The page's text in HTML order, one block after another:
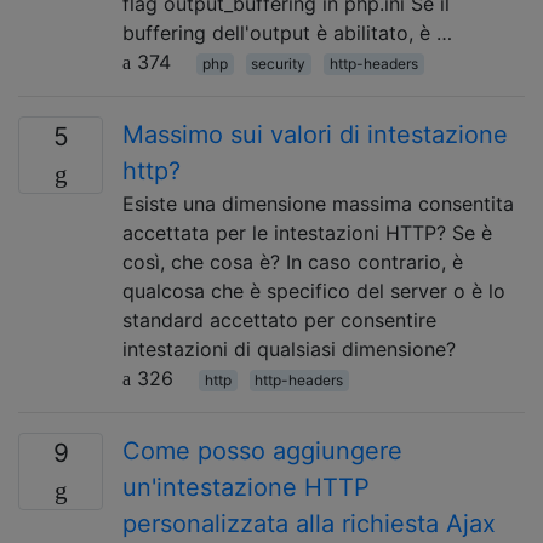
buffering dell'output è abilitato, è …
374
php security http-headers
5
Massimo sui valori di intestazione
http?
Esiste una dimensione massima consentita
accettata per le intestazioni HTTP? Se è
così, che cosa è? In caso contrario, è
qualcosa che è specifico del server o è lo
standard accettato per consentire
intestazioni di qualsiasi dimensione?
326
http http-headers
9
Come posso aggiungere
un'intestazione HTTP
personalizzata alla richiesta Ajax